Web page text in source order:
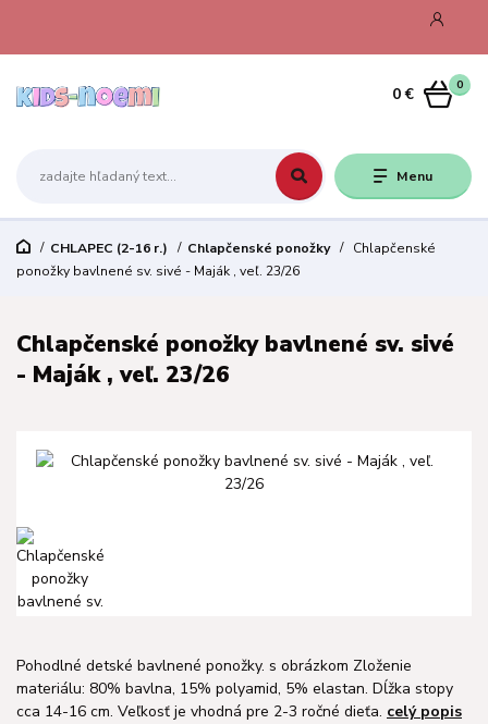
Menu
0
0 €
CHLAPEC (2-16 r.) Chlapčenské ponožky
Chlapčenské
ponožky bavlnené sv. sivé - Maják , veľ. 23/26
Chlapčenské ponožky bavlnené sv. sivé
- Maják , veľ. 23/26
Pohodlné detské bavlnené ponožky. s obrázkom Zloženie
materiálu: 80% bavlna, 15% polyamid, 5% elastan. Dĺžka stopy
cca 14-16 cm. Veľkosť je vhodná pre 2-3 ročné dieťa. celý popis